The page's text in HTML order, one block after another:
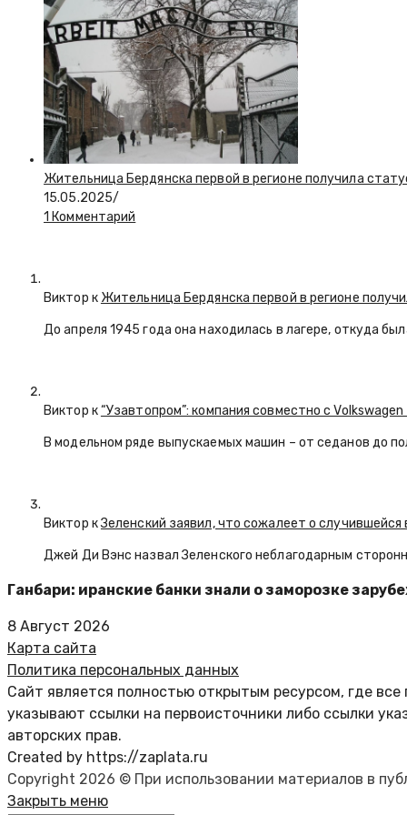
Жительница Бердянска первой в регионе получила
15.05.2025/
1 Комментарий
Виктор к Жительница Бердянска первой в регионе
До апреля 1945 года она находилась в лагере, откуда
Виктор к“Узавтопром”: компания совместно с
В модельном ряде выпускаемых машин – от седанов до
Виктор кЗеленский заявил, что сожалеет о
Джей Ди Вэнс назвал Зеленского неблагодарным
Ганбари: иранские банки знали о заморозке
8 Август 2026
Карта сайта
Политика персональных данных
Сайт является полностью открытым ресурсом, где
указывают ссылки на первоисточники либо ссылки
авторских прав.
Created by https://zaplata.ru
Copyright 2026 © При использовании материалов в
Закрыть меню